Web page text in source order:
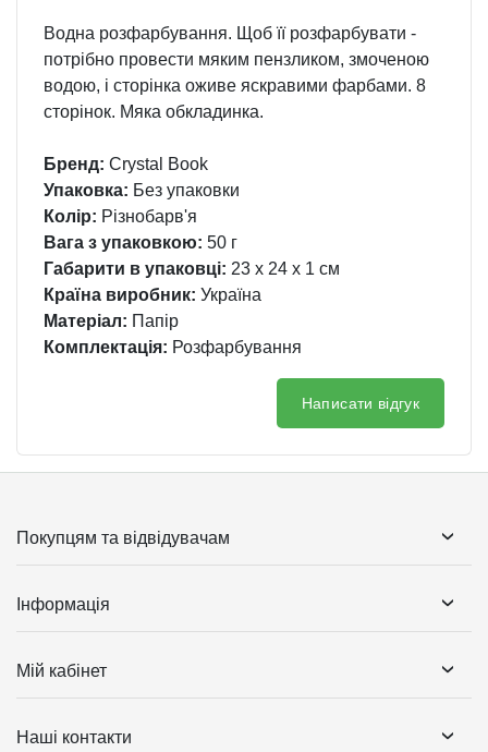
Водна розфарбування. Щоб її розфарбувати -
потрібно провести мяким пензликом, змоченою
водою, і сторінка оживе яскравими фарбами. 8
сторінок. Мяка обкладинка.
Бренд: Crystal Book
Упаковка: Без упаковки
Колір: Різнобарв'я
Вага з упаковкою: 50 г
Габарити в упаковці: 23 x 24 x 1 см
Країна виробник: Україна
Матеріал: Папір
Комплектація: Розфарбування
Написати відгук
Покупцям та відвідувачам
Інформація
Мій кабінет
Наші контакти